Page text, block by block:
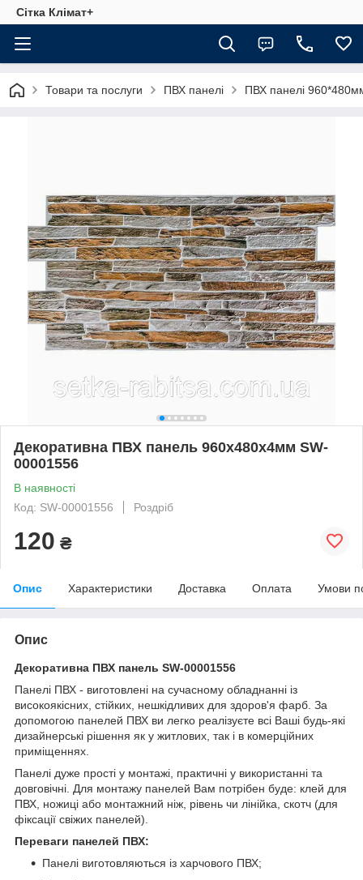
Сітка Клімат+
Товари та послуги ПВХ панелі ПВХ панелі
Декоративна ПВХ панель 960х480х4мм SW-
00001556
В наявності
Код: SW-00001556
Роздріб
120 ₴
Опис Характеристики Доставка Оплата Умови
Опис
Декоративна ПВХ панель SW-00001556
Панелі ПВХ - виготовлені на сучасному обладнанні із
високоякісних, стійких, нешкідливих для здоров'я фарб. За
допомогою панелей ПВХ ви легко реалізуєте всі Ваші будь-які
дизайнерські рішення як у житлових, так і в комерційних
приміщеннях.
Панелі дуже прості у монтажі, практичні у використанні та
довговічні. Для монтажу панелей Вам потрібен буде: клей для
ПВХ, ножиці або монтажний ніж, рівень чи лінійка, скотч (для
фіксації свіжих панелей).
Переваги панелей ПВХ:
Панелі виготовляються із харчового ПВХ;